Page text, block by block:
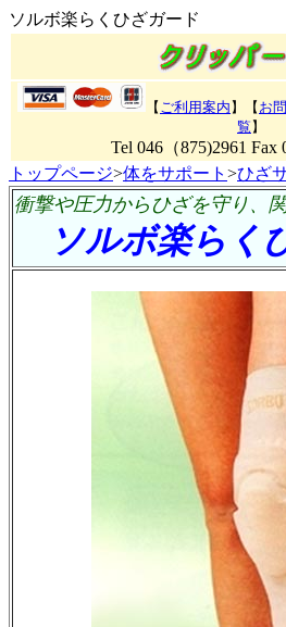
ソルボ楽らくひざガード
【 ご利用案内 】【 お
覧 】
Tel 046（875)2961 Fax
トップページ>体をサポート >ひざ
衝撃や圧力からひざを守り、
ソルボ楽らく